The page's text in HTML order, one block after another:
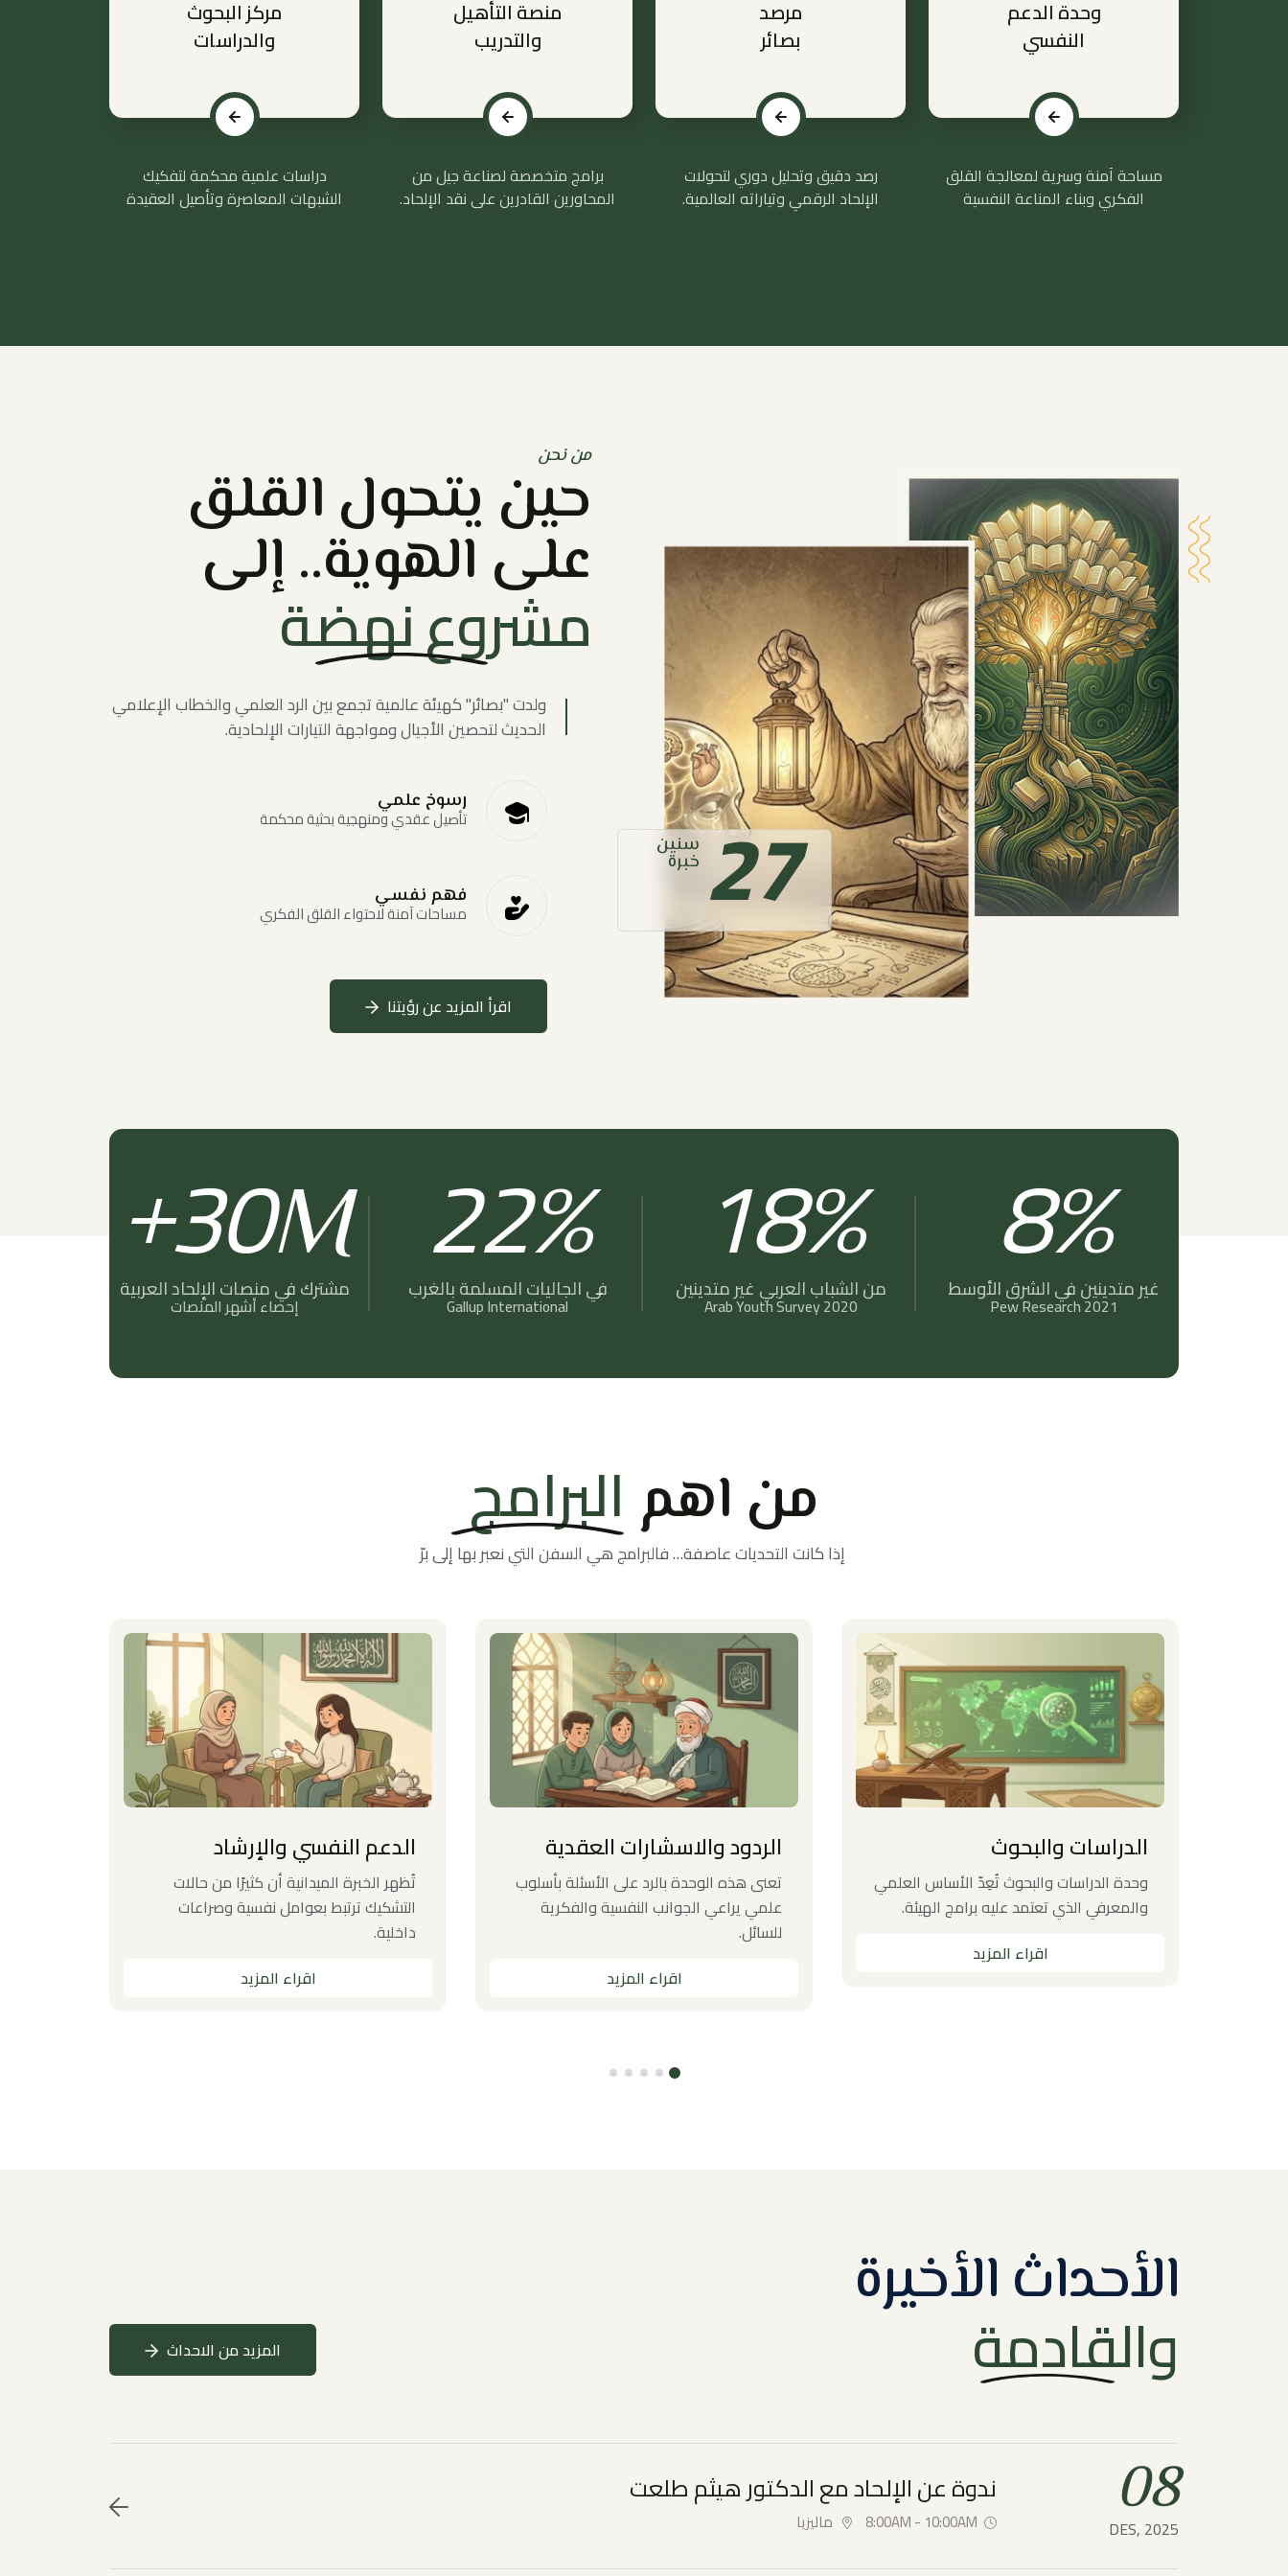
وحدة الدعم
النفسي
مساحة آمنة وسرية لمعالجة القلق
الفكري وبناء المناعة النفسية
مرصد
بصائر
رصد دقيق وتحليل دوري لتحولات
الإلحاد الرقمي وتياراته العالمية.
منصة التأهيل
والتدريب
برامج متخصصة لصناعة جيل من
المحاورين القادرين على نقد الإلحاد.
مركز البحوث
والدراسات
دراسات علمية محكمة لتفكيك
الشبهات المعاصرة وتأصيل العقيدة
27 سنين
خبرة
من نحن
حين يتحول القلق
على الهوية.. إلى
مشروع نهضة
ولدت "بصائر" كهيئة عالمية تجمع بين الرد العلمي والخطاب الإعلامي
الحديث لتحصين الأجيال ومواجهة التيارات الإلحادية.
رسوخ علمي
تأصيل عقدي ومنهجية بحثية محكمة
فهم نفسي
مساحات آمنة لاحتواء القلق الفكري
اقرأ المزيد عن رؤيتنا
8%
غير متدينين في الشرق الأوسط
Pew Research 2021
18%
من الشباب العربي غير متدينين
Arab Youth Survey 2020
22%
في الجاليات المسلمة بالغرب
Gallup International
30M+
مشترك في منصات الإلحاد العربية
إحصاء أشهر المنصات
من اهم البرامج
إذا كانت التحديات عاصفة… فالبرامج هي السفن التي نعبر بها إلى برّ
الدراسات والبحوث
وحدة الدراسات والبحوث تُعِدّ الأساس العلمي
والمعرفي الذي تعتمد عليه برامج الهيئة.
اقراء المزيد
الردود واﻻسشارات العقدية
تعنى هذه الوحدة بالرد على الأسئلة بأسلوب
علمي يراعي الجوانب النفسية والفكرية
للسائل.
اقراء المزيد
الدعم النفسي واﻹرشاد
تُظهر الخبرة الميدانية أن كثيرًا من حالات
التشكيك ترتبط بعوامل نفسية وصراعات
داخلية.
اقراء المزيد
الأحداث الأخيرة
والقادمة المزيد من الاحداث
08
DES, 2025
ندوة عن الإلحاد مع الدكتور هيثم طلعت
8:00AM - 10:00AM ماليزيا